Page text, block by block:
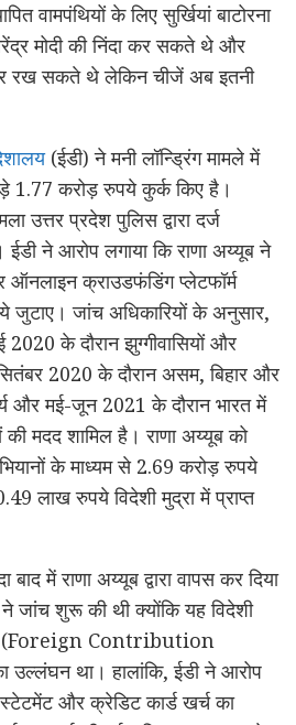
वामपंथियों के लिए सुर्खियां बाटोरना
मोदी की निंदा कर सकते थे और
रख सकते थे लेकिन चीजें अब इतनी
(ईडी) ने मनी लॉन्ड्रिंग मामले में
1.77 करोड़ रुपये कुर्क किए है।
उत्तर प्रदेश पुलिस द्वारा दर्ज
ईडी ने आरोप लगाया कि राणा अय्यूब ने
क्राउडफंडिंग प्लेटफॉर्म
जुटाए। जांच अधिकारियों के अनुसार,
के दौरान झुग्गीवासियों और
2020 के दौरान असम, बिहार और
और मई-जून 2021 के दौरान भारत में
की मदद शामिल है। राणा अय्यूब को
के माध्यम से 2.69 करोड़ रुपये
लाख रुपये विदेशी मुद्रा में प्राप्त
में राणा अय्यूब द्वारा वापस कर दिया
जांच शुरू की थी क्योंकि यह विदेशी
(Foreign Contribution
था। हालांकि, ईडी ने आरोप
और क्रेडिट कार्ड खर्च का